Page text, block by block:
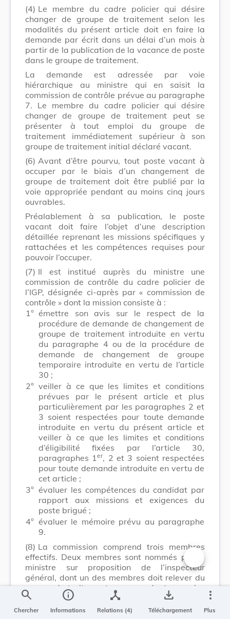
(4) Le membre du cadre policier qui désire
changer de groupe de traitement selon les
modalités du présent article doit en faire la
demande par écrit dans un délai d’un mois à
partir de la publication de la vacance de poste
dans le groupe de traitement.
La demande est adressée par voie
hiérarchique au ministre qui en saisit la
commission de contrôle prévue au paragraphe
7. Le membre du cadre policier qui désire
changer de groupe de traitement peut se
présenter à tout emploi du groupe de
traitement immédiatement supérieur à son
groupe de traitement initial déclaré vacant.
(6) Avant d’être pourvu, tout poste vacant à
occuper par le biais d’un changement de
groupe de traitement doit être publié par la
voie appropriée pendant au moins cinq jours
ouvrables.
Préalablement à sa publication, le poste
vacant doit faire l’objet d’une description
détaillée reprenant les missions spécifiques y
rattachées et les compétences requises pour
pouvoir l’occuper.
(7) Il est institué auprès du ministre une
commission de contrôle du cadre policier de
l’IGP, désignée ci-après par « commission de
contrôle » dont la mission consiste à :
1° émettre son avis sur le respect de la
procédure de demande de changement de
groupe de traitement introduite en vertu
du paragraphe 4 ou de la procédure de
demande de changement de groupe
temporaire introduite en vertu de l’article
30 ;
2° veiller à ce que les limites et conditions
prévues par le présent article et plus
particulièrement par les paragraphes 2 et
3 soient respectées pour toute demande
introduite en vertu du présent article et
veiller à ce que les limites et conditions
d’éligibilité fixées par l’article 30,
paragraphes 1er, 2 et 3 soient respectées
pour toute demande introduite en vertu de
cet article ;
3° évaluer les compétences du candidat par
rapport aux missions et exigences du
poste brigué ;
4° évaluer le mémoire prévu au paragraphe
9.
(8) La commission comprend trois membres
effectifs. Deux membres sont nommés par le
ministre sur proposition de l’inspecteur
général, dont un des membres doit relever du
groupe de traitement correspondant au moins
au niveau du poste à occuper. Le président est
nommé par le ministre. Pour chaque membre
Changer la
search
Chercher
info
Informations
device_hub
Relations (4)
save_alt
Téléchargement
more_vert
Plus